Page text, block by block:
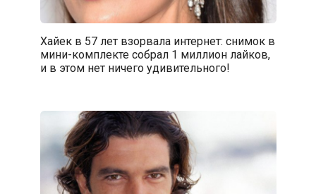
Хайек в 57 лет взорвала интернет: снимок в
мини-комплекте собрал 1 миллион лайков,
и в этом нет ничего удивительного!